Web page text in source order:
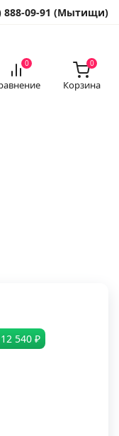
888-09-91 (Мытищи)
0 0
Корзина
12 540 ₽